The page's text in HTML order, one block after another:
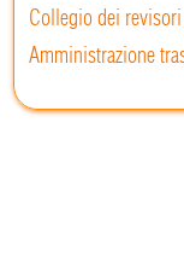
Collegio dei
Amministrazione